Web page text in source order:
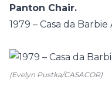
Panton Chair.
1979 – Casa da
(Evelyn Pustka/CASACOR)